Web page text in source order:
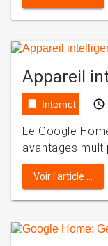
Appareil
bookmark Internet access_time
Le Google
avantages
Voir l'article ...